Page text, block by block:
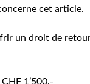
cet article.
un droit de
1’500.-